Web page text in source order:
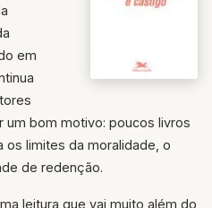
em
um bom motivo: poucos livros
os limites da moralidade, o
de redenção.
leitura que vai muito além do